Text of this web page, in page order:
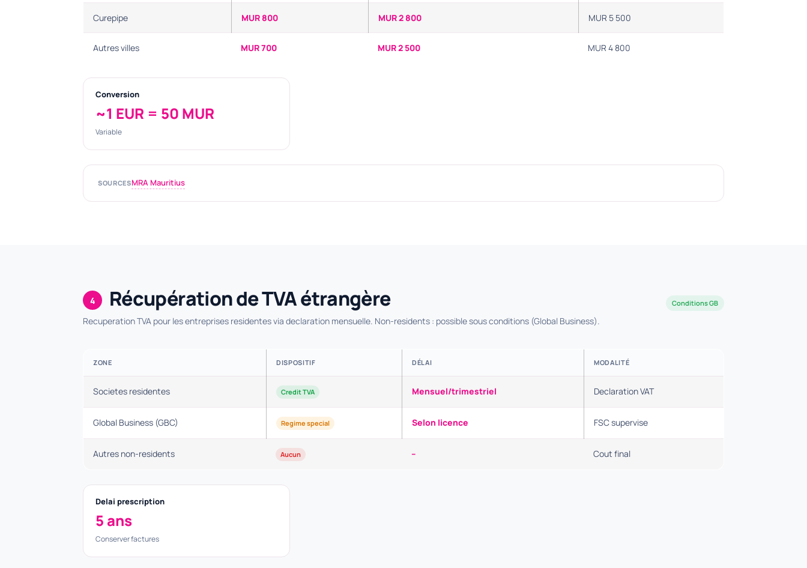
Curepipe MUR 800 MUR 2 800 MUR 5 500
Autres villes MUR 700 MUR 2 500 MUR 4 800
Conversion
~1 EUR = 50 MUR
Variable
SOURCESMRA Mauritius
4 Récupération de TVA étrangère
Recuperation TVA pour les entreprises residentes via declaration mensuelle. Non-residents : possible sous conditions (Global Business).
Conditions GB
ZONE DISPOSITIF DÉLAI MODALITÉ
Societes residentes Credit TVA Mensuel/trimestriel Declaration VAT
Global Business (GBC) Regime special Selon licence FSC supervise
Autres non-residents Aucun – Cout final
Delai prescription
5 ans
Conserver factures